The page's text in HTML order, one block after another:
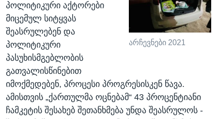
არჩევნები 2021
პოლიტიკური აქტორები
მიცემულ სიტყვას
შეასრულებენ და
პოლიტიკური
პასუხისმგებლობის
გათვალისწინებით
იმოქმედებენ, პროცესი პროგრესისკენ წავა.
ამისთვის „ქართულმა ოცნებამ“ 43 პროცენტიანი
ჩამკეტის შესახებ შეთანხმება უნდა შეასრულოს -